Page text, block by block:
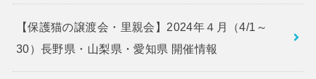
【保護猫の譲渡会・里親会】2024年４月（4/1～
30）長野県・山梨県・愛知県 開催情報